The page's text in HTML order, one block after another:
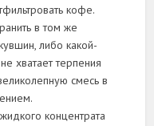
кофе.
в том же
либо какой-
хватает терпения
смесь в
концентрата